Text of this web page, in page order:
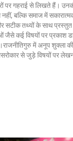
पर गहराई से लिखते हैं।
बल्कि समाज में
तथ्यों के साथ प्रस्तुत
कई विषयों पर प्रकाश
में अनूप शुक्ला
से जुड़े विषयों पर